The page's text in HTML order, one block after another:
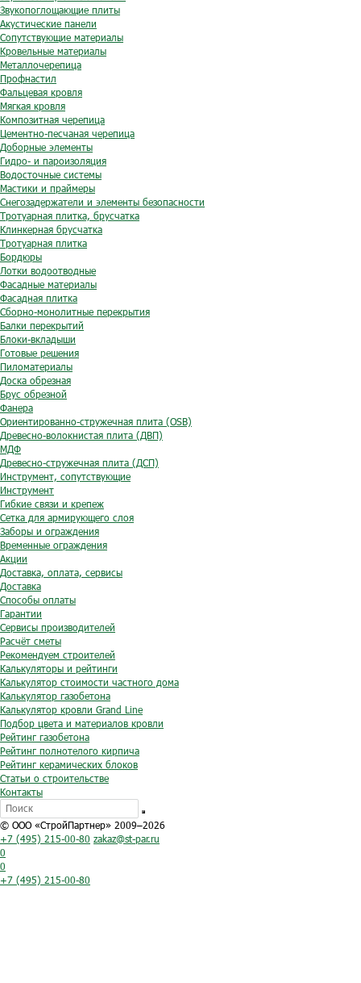
Звукопоглощающие плиты
Акустические панели
Сопутствующие материалы
Кровельные материалы
Металлочерепица
Профнастил
Фальцевая кровля
Мягкая кровля
Композитная черепица
Цементно-песчаная черепица
Доборные элементы
Гидро- и пароизоляция
Водосточные системы
Мастики и праймеры
Снегозадержатели и элементы безопасности
Тротуарная плитка, брусчатка
Клинкерная брусчатка
Тротуарная плитка
Бордюры
Лотки водоотводные
Фасадные материалы
Фасадная плитка
Сборно-монолитные перекрытия
Балки перекрытий
Блоки-вкладыши
Готовые решения
Пиломатериалы
Доска обрезная
Брус обрезной
Фанера
Ориентированно-стружечная плита (OSB)
Древесно-волокнистая плита (ДВП)
МДФ
Древесно-стружечная плита (ДСП)
Инструмент, сопутствующие
Инструмент
Гибкие связи и крепеж
Сетка для армирующего слоя
Заборы и ограждения
Временные ограждения
Акции
Доставка, оплата, сервисы
Доставка
Способы оплаты
Гарантии
Сервисы производителей
Расчёт сметы
Рекомендуем строителей
Калькуляторы и рейтинги
Калькулятор стоимости частного дома
Калькулятор газобетона
Калькулятор кровли Grand Line
Подбор цвета и материалов кровли
Рейтинг газобетона
Рейтинг полнотелого кирпича
Рейтинг керамических блоков
Статьи о строительстве
Контакты
© ООО «СтройПартнер» 2009–2026
+7 (495) 215-00-80 zakaz@st-par.ru
0
0
+7 (495) 215-00-80